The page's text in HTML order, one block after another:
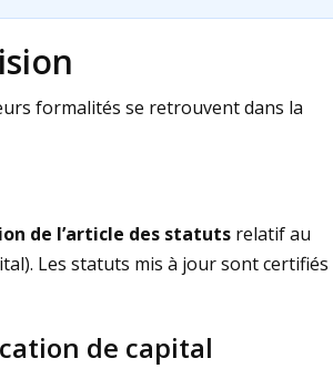
formalités se retrouvent dans la
de l’article des statutsrelatif au
Les statuts mis à jour sont certifiés
de capital